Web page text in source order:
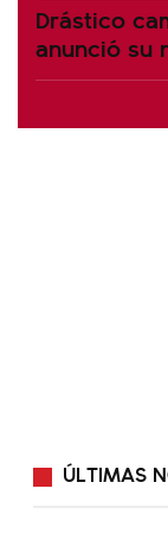
Drástico
anunció su
ÚLTIMAS